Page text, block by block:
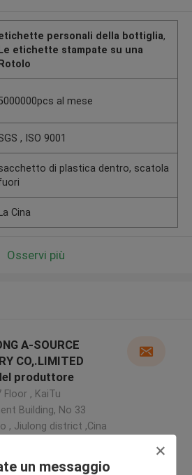
un messaggio
personali della bottiglia,
etichette stampate su una
al mese
, ISO 9001
di plastica dentro, scatola
Cina
Osservi più
A-SOURCE
CO,.LIMITED
produttore
Floor , KaiTu
Building, No 33
, Jiulong district ,Cina
verificato